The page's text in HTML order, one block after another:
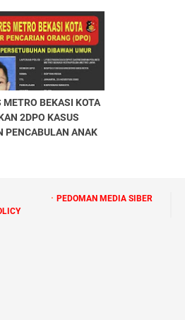
METRO BEKASI KOTA
2DPO KASUS
PENCABULAN ANAK
PEDOMAN MEDIA SIBER